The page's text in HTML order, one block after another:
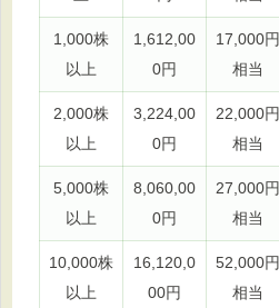
1,000株
以上
1,612,00
0円
17,000円
相当
2,000株
以上
3,224,00
0円
22,000円
相当
5,000株
以上
8,060,00
0円
27,000円
相当
10,000株
以上
16,120,0
00円
52,000円
相当